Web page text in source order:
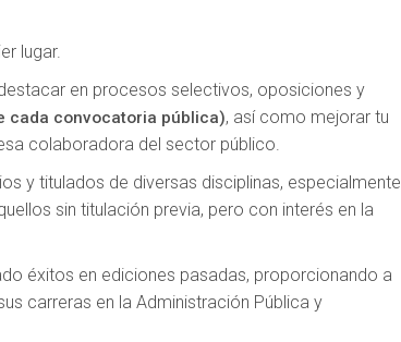
lugar.
en procesos selectivos, oposiciones y
cada convocatoria pública), así como mejorar tu
colaboradora del sector público.
y titulados de diversas disciplinas, especialmente
sin titulación previa, pero con interés en la
éxitos en ediciones pasadas, proporcionando a
carreras en la Administración Pública y